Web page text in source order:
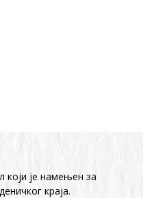
који је намењен за
краја.